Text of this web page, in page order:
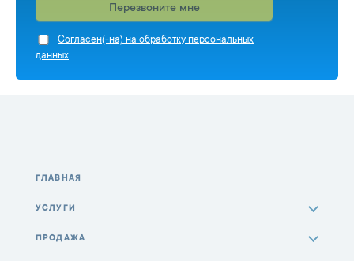
Перезвоните мне
Cогласен(-на) на обработку персональных
данных
ГЛАВНАЯ
УСЛУГИ
ПРОДАЖА